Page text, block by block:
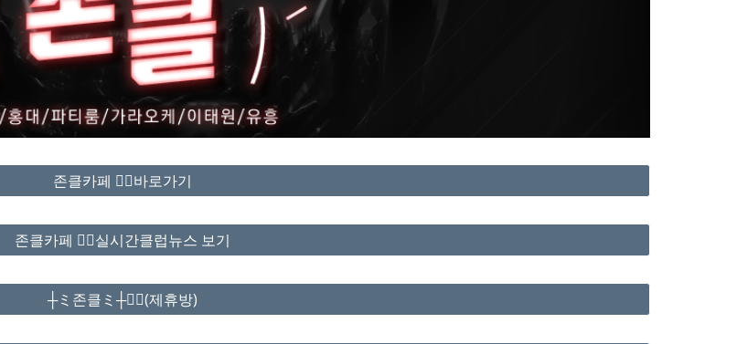
존클카페 ❤️‍🔥바로가기
존클카페 ❤️‍🔥실시간클럽뉴스 보기
┼ミ존클ミ┼❤️‍🔥(제휴방)